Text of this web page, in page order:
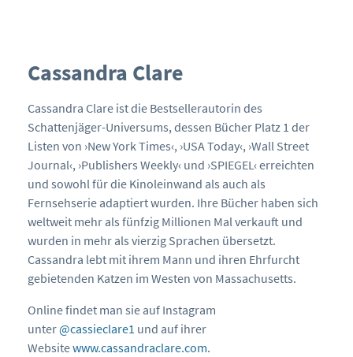
Cassandra Clare
Cassandra Clare ist die Bestsellerautorin des
Schattenjäger-Universums, dessen Bücher Platz 1 der
Listen von ›New York Times‹, ›USA Today‹, ›Wall Street
Journal‹, ›Publishers Weekly‹ und ›SPIEGEL‹ erreichten
und sowohl für die Kinoleinwand als auch als
Fernsehserie adaptiert wurden. Ihre Bücher haben sich
weltweit mehr als fünfzig Millionen Mal verkauft und
wurden in mehr als vierzig Sprachen übersetzt.
Cassandra lebt mit ihrem Mann und ihren Ehrfurcht
gebietenden Katzen im Westen von Massachusetts.
Online findet man sie auf Instagram
unter@cassieclare1 und auf ihrer
Websitewww.cassandraclare.com.